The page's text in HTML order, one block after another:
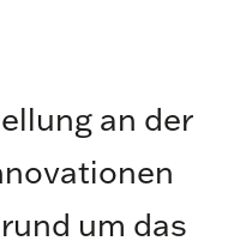
an der
um das